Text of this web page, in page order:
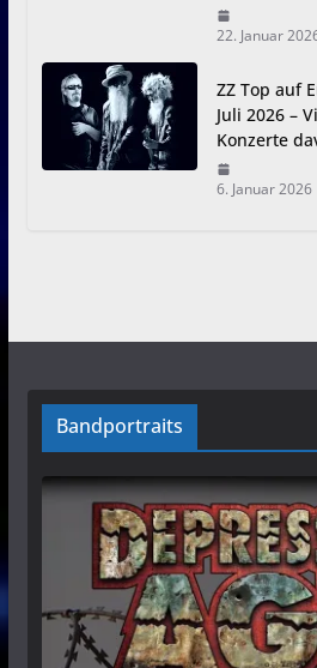
22. Januar
ZZ Top auf
Juli 2026 –
Konzerte
6. Januar 2026
Bandportraits